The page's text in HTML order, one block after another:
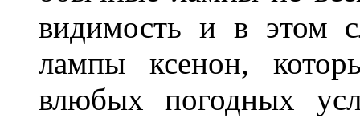
видимость и в этом
лампы ксенон,
влюбых погодных